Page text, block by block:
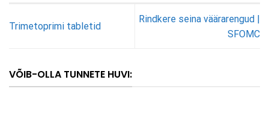
Trimetoprimi tabletid
Rindkere seina väärarengud |
SFOMC
VÕIB-OLLA TUNNETE HUVI: